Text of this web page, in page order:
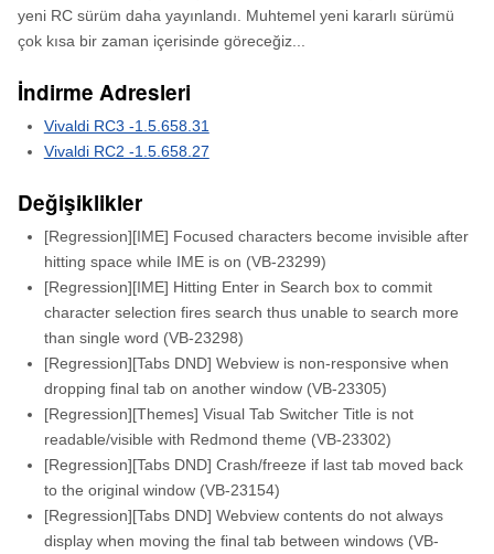
yeni RC sürüm daha yayınlandı. Muhtemel yeni kararlı sürümü
çok kısa bir zaman içerisinde göreceğiz...
İndirme Adresleri
Vivaldi RC3 -1.5.658.31
Vivaldi RC2 -1.5.658.27
Değişiklikler
[Regression][IME] Focused characters become invisible after
hitting space while IME is on (VB-23299)
[Regression][IME] Hitting Enter in Search box to commit
character selection fires search thus unable to search more
than single word (VB-23298)
[Regression][Tabs DND] Webview is non-responsive when
dropping final tab on another window (VB-23305)
[Regression][Themes] Visual Tab Switcher Title is not
readable/visible with Redmond theme (VB-23302)
[Regression][Tabs DND] Crash/freeze if last tab moved back
to the original window (VB-23154)
[Regression][Tabs DND] Webview contents do not always
display when moving the final tab between windows (VB-